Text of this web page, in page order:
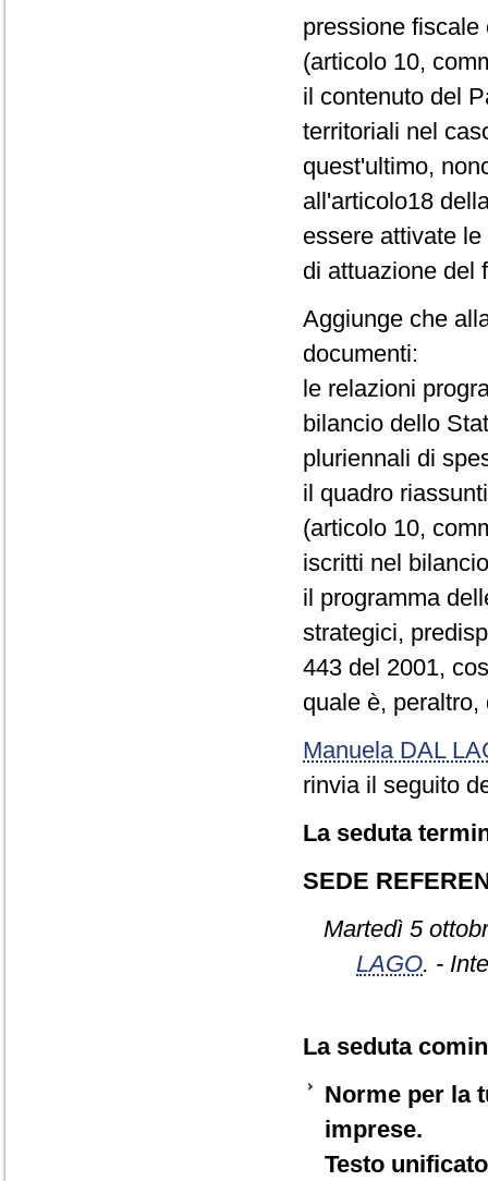
pressione
(articolo 10,
il contenuto del
territoriali nel
quest'ultimo,
all'articolo18
essere attivate
di attuazione del
Aggiunge che
documenti:
le relazioni
bilancio dello
pluriennali di
il quadro
(articolo 10,
iscritti nel
il programma
strategici,
443 del 2001,
quale è,
Manuela DAL
rinvia il seguito
La seduta
SEDE
Martedì 5
LAGO. -
La seduta
Norme per la
imprese.
Testo